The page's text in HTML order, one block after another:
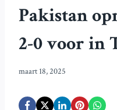
Pakistan
2-0 voor in
maart 18, 2025